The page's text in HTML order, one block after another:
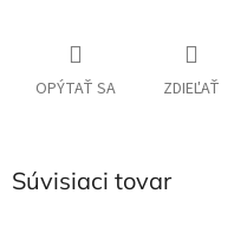
OPÝTAŤ SA ZDIEĽAŤ
Súvisiaci tovar